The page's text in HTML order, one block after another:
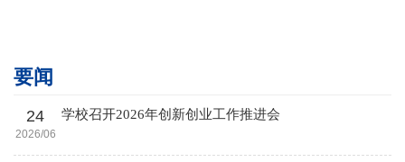
要闻
24
2026/06
学校召开2026年创新创业工作推进会